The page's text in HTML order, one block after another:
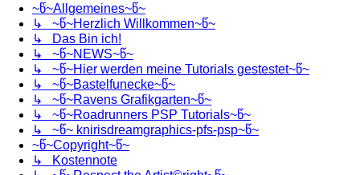
~წ~Allgemeines~წ~
↳ ~წ~Herzlich Willkommen~წ~
↳ Das Bin ich!
↳ ~წ~NEWS~წ~
↳ ~წ~Hier werden meine Tutorials gestestet~წ~
↳ ~წ~Bastelfunecke~წ~
↳ ~წ~Ravens Grafikgarten~წ~
↳ ~წ~Roadrunners PSP Tutorials~წ~
↳ ~წ~ knirisdreamgraphics-pfs-psp~წ~
~წ~Copyright~წ~
↳ Kostennote